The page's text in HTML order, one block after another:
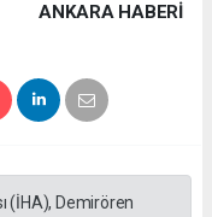
ANKARA HABERİ
(İHA), Demirören